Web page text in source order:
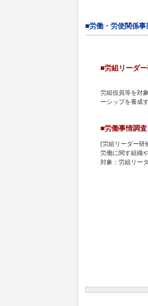
■労働・労使関係事
■労組リ
労組役員等を対
ーシップを養成
■労働事情
[労組リーダー研
労働に関す組織
対象：労組リー